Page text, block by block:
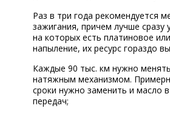
Раз в три года рекомендуется
зажигания, причем лучше сразу
на которых есть платиновое
напыление, их ресурс гораздо
Каждые 90 тыс. км нужно
натяжным механизмом.
сроки нужно заменить и масло
передач;